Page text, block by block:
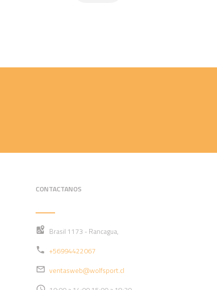
CONTACTANOS
Brasil 1173 - Rancagua,
+56994422067
ventasweb@wolfsport.cl